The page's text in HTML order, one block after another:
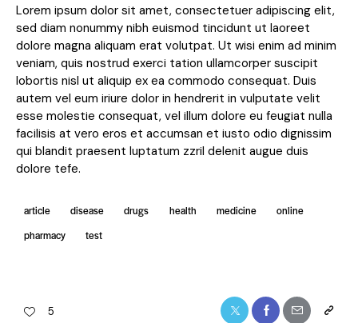
Lorem ipsum dolor sit amet, consectetuer adipiscing elit,
sed diam nonummy nibh euismod tincidunt ut laoreet
dolore magna aliquam erat volutpat. Ut wisi enim ad minim
veniam, quis nostrud exerci tation ullamcorper suscipit
lobortis nisl ut aliquip ex ea commodo consequat. Duis
autem vel eum iriure dolor in hendrerit in vulputate velit
esse molestie consequat, vel illum dolore eu feugiat nulla
facilisis at vero eros et accumsan et iusto odio dignissim
qui blandit praesent luptatum zzril delenit augue duis
dolore tefe.
article disease drugs health medicine
online
pharmacy
test
5 Twitter-FacebookShare- Copy